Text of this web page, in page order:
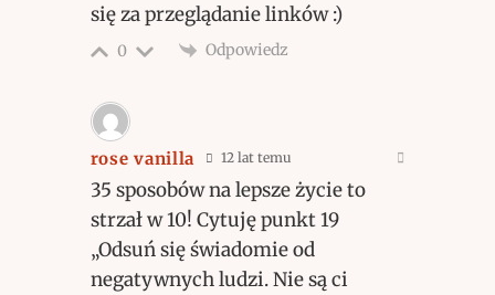
się za przeglądanie linków :)
0 Odpowiedz
rose vanilla 12 lat temu
35 sposobów na lepsze życie to
strzał w 10! Cytuję punkt 19
„Odsuń się świadomie od
negatywnych ludzi. Nie są ci